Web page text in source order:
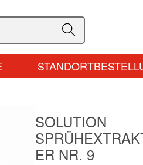
SOLUTION
ER NR. 9